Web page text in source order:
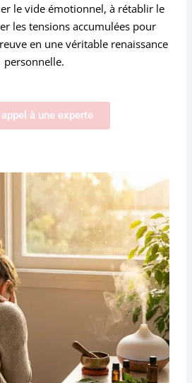
le vide émotionnel, à rétablir le
les tensions accumulées pour
en une véritable renaissance
personnelle.
à une experte